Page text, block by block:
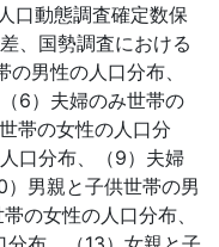
口動態調査確定数保
、国勢調査における
男性の人口分布、
6）夫婦のみ世帯の
帯の女性の人口分
口分布、（9）夫婦
男親と子供世帯の男
の女性の人口分布、